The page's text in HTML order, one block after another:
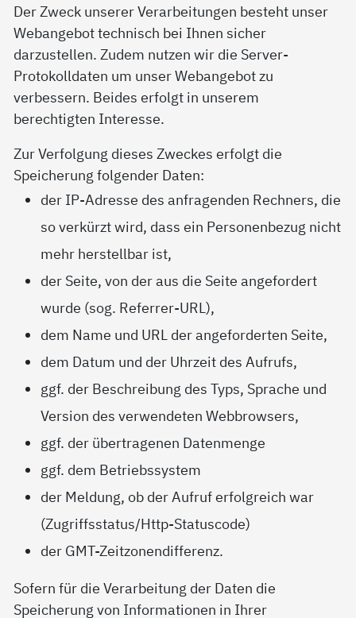
Der Zweck unserer Verarbeitungen besteht unser
Webangebot technisch bei Ihnen sicher
darzustellen. Zudem nutzen wir die Server-
Protokolldaten um unser Webangebot zu
verbessern. Beides erfolgt in unserem
berechtigten Interesse.
Zur Verfolgung dieses Zweckes erfolgt die
Speicherung folgender Daten:
der IP-Adresse des anfragenden Rechners, die
so verkürzt wird, dass ein Personenbezug nicht
mehr herstellbar ist,
der Seite, von der aus die Seite angefordert
wurde (sog. Referrer-URL),
dem Name und URL der angeforderten Seite,
dem Datum und der Uhrzeit des Aufrufs,
ggf. der Beschreibung des Typs, Sprache und
Version des verwendeten Webbrowsers,
ggf. der übertragenen Datenmenge
ggf. dem Betriebssystem
der Meldung, ob der Aufruf erfolgreich war
(Zugriffsstatus/Http-Statuscode)
der GMT-Zeitzonendifferenz.
Sofern für die Verarbeitung der Daten die
Speicherung von Informationen in Ihrer